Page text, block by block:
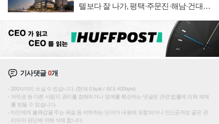
텔보다 잘 나가, 평택·주문진·해남·건대로
기사댓글0개
200자까지 쓰실 수 있습니다. (현재 0 byte / 최대 400byte)
저작권 등 다른 사람의 권리를 침해하거나 명예를 훼손하는 댓글은 관련 법률에 의해 제재
를 받을 수 있습니다.
타인에게 불쾌감을 주는 욕설 등 비하하는 단어가 내용에 포함되거나 인신공격성 글은 관
리자의 판단에 의해 삭제 합니다.